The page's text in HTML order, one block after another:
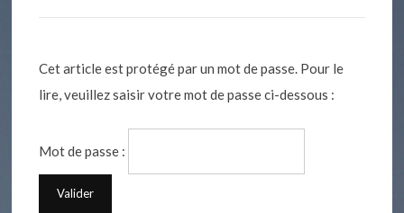
Cet article est protégé par un mot de passe. Pour le
lire, veuillez saisir votre mot de passe ci-dessous :
Mot de passe :